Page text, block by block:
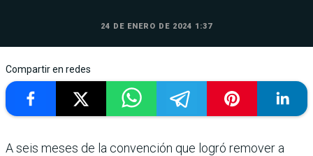
24 DE ENERO DE 2024 1:37
Compartir en redes
A seis meses de la convención que logró remover a